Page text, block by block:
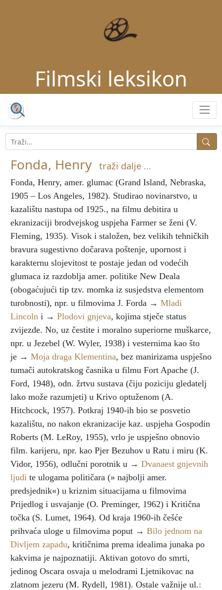
Filmski leksikon
Fonda, Henry traži dalje ...
Fonda, Henry, amer. glumac (Grand Island, Nebraska,
1905 – Los Angeles, 1982). Studirao novinarstvo, u
kazalištu nastupa od 1925., na filmu debitira u
ekranizaciji brodvejskog uspjeha Farmer se ženi (V.
Fleming, 1935). Visok i staložen, bez velikih tehničkih
bravura sugestivno dočarava poštenje, upornost i
karakternu slojevitost te postaje jedan od vodećih
glumaca iz razdoblja amer. politike New Deala
(obogaćujući tip tzv. momka iz susjedstva elementom
turobnosti), npr. u filmovima J. Forda → Mladi
Lincoln i → Plodovi gnjeva, kojima stječe status
zvijezde. No, uz čestite i moralno superiorne muškarce,
npr. u Jezebel (W. Wyler, 1938) i vesternima kao što
je → Moja draga Klementina, bez manirizama uspješno
tumači autokratskog časnika u filmu Fort Apache (J.
Ford, 1948), odn. žrtvu sustava (čiju poziciju gledatelj
lako može razumjeti) u Krivo optuženom (A.
Hitchcock, 1957). Potkraj 1940-ih bio se posvetio
kazalištu, no nakon ekranizacije kaz. uspjeha Gospodin
Roberts (M. LeRoy, 1955), vrlo je uspješno obnovio
film. karijeru, npr. kao Pjer Bezuhov u Ratu i miru (K.
Vidor, 1956), odlučni porotnik u → Dvanaest gnjevnih
ljudi te ulogama političara (» najbolji amer.
predsjednik«) u kriznim situacijama u filmovima
Prijedlog i usvajanje (O. Preminger, 1962) i Kritična
točka (S. Lumet, 1964). Od kraja 1960-ih češće
prihvaća uloge u filmovima poput → Bilo jednom na
Divljem zapadu, kritičnima prema idealima junaka po
kakvima je najpoznatiji. Aktivan gotovo do smrti,
jedinog Oscara osvaja u melodrami Ljetnikovac na
zlatnom jezeru (M. Rydell, 1981). Ostale važnije ul.: